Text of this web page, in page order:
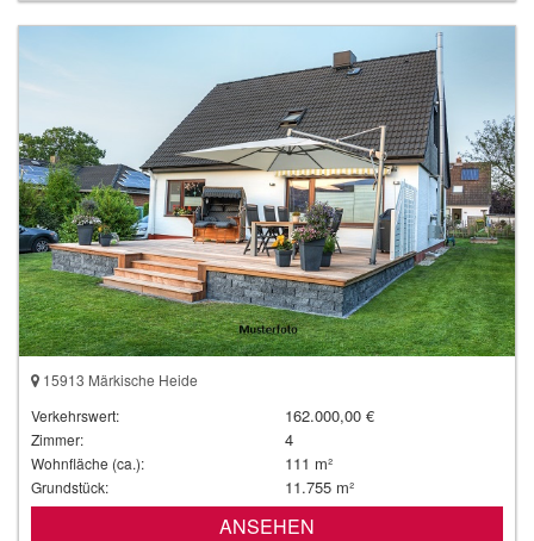
15913 Märkische Heide
Verkehrswert:
162.000,00 €
Zimmer: 4
Wohnfläche (ca.): 111 m²
Grundstück: 11.755 m²
ANSEHEN